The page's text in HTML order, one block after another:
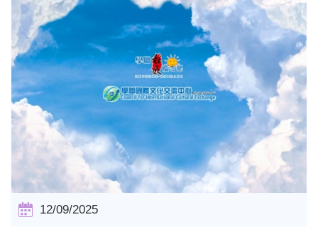
12/09/2025